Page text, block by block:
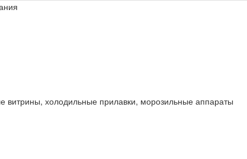
витрины, холодильные прилавки, морозильные аппараты